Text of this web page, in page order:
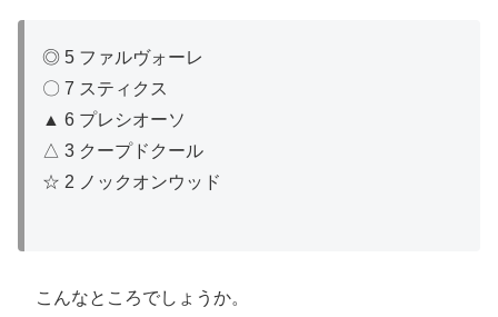
◎ 5 ファルヴォーレ
〇 7 スティクス
▲ 6 プレシオーソ
△ 3 クープドクール
☆ 2 ノックオンウッド
こんなところでしょうか。